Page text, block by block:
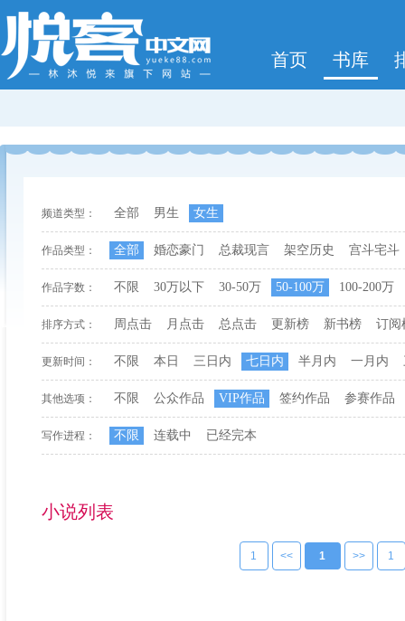
首页 书库
频道类型： 全部 男生 女生
作品类型： 全部 婚恋豪门 总裁现言 架空历史 宫斗宅斗
作品字数： 不限 30万以下 30-50万 50-100万 100-200万
排序方式： 周点击 月点击 总点击 更新榜 新书榜 订阅
更新时间： 不限 本日 三日内 七日内 半月内 一月内
其他选项： 不限 公众作品 VIP作品 签约作品 参赛作品
写作进程： 不限 连载中 已经完本
小说列表
1 << 1 >> 1